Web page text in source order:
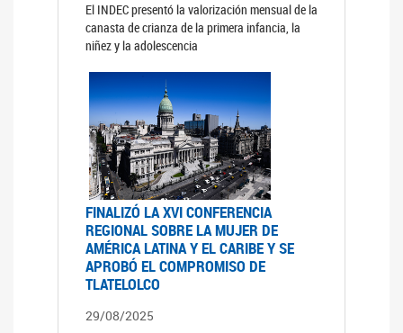
El INDEC presentó la valorización mensual de la
canasta de crianza de la primera infancia, la
niñez y la adolescencia
FINALIZÓ LA XVI CONFERENCIA
REGIONAL SOBRE LA MUJER DE
AMÉRICA LATINA Y EL CARIBE Y SE
APROBÓ EL COMPROMISO DE
TLATELOLCO
29/08/2025